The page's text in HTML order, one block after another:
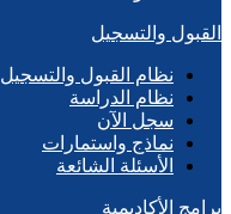
القبول والتسجيل
نظام القبول والتسجيل
نظام الدراسة
سجل الآن
نماذج واستمارات
الأسئلة الشائعة
برامج الأكاديمية